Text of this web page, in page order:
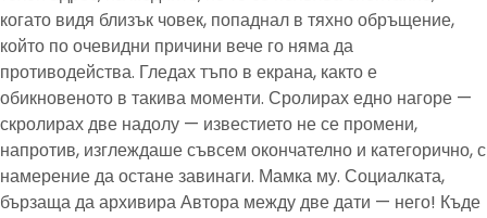
когато видя близък човек, попаднал в тяхно обръщение,
който по очевидни причини вече го няма да
противодейства. Гледах тъпо в екрана, както е
обикновеното в такива моменти. Сролирах едно нагоре —
скролирах две надолу — известието не се промени,
напротив, изглеждаше съвсем окончателно и категорично, с
намерение да остане завинаги. Мамка му. Социалката,
бързаща да архивира Автора между две дати — него! Къде